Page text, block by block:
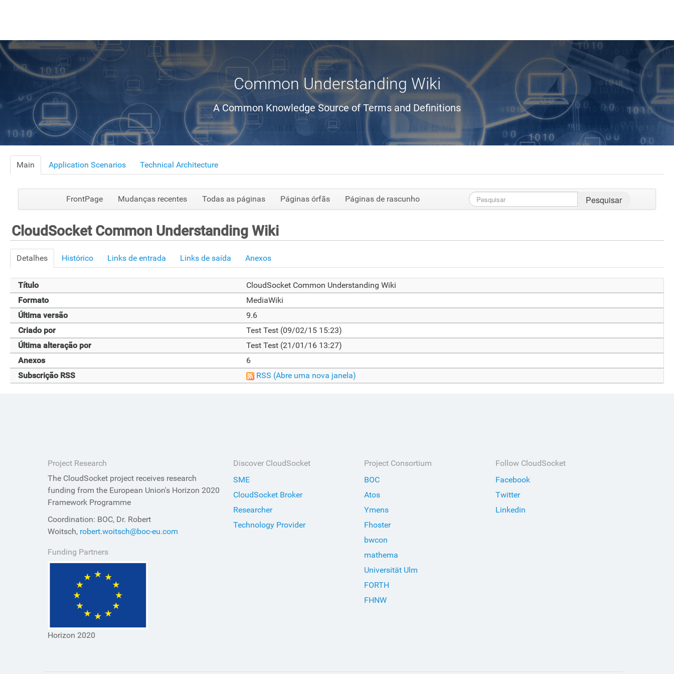
Common Understanding Wiki
A Common Knowledge Source of Terms and Definitions
Main Application Scenarios Technical Architecture
FrontPage Mudanças recentes Todas as páginas Páginas órfãs Páginas de rascunho Pesquisar
CloudSocket Common Understanding Wiki
Detalhes Histórico Links de entrada Links de saída Anexos
Título
CloudSocket Common Understanding Wiki
Formato
MediaWiki
Última versão
9.6
Criado por
Test Test (09/02/15 15:23)
Última alteração por
Test Test (21/01/16 13:27)
Anexos
6
Subscrição RSS
RSS (Abre uma nova janela)
Project Research
The CloudSocket project receives research
funding from the European Union's Horizon 2020
Framework Programme
Coordination: BOC, Dr. Robert
Woitsch, robert.woitsch@boc-eu.com
Funding Partners
Horizon 2020
Discover CloudSocket
SME
CloudSocket Broker
Researcher
Technology Provider
Project Consortium
BOC
Atos
Ymens
Fhoster
bwcon
mathema
Universität Ulm
FORTH
FHNW
Follow CloudSocket
Facebook
Twitter
Linkedin